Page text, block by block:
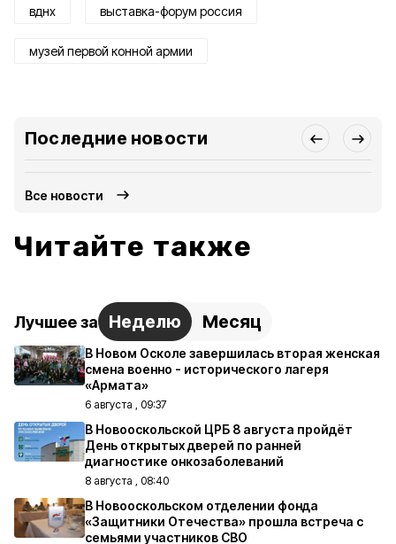
вднх выставка-форум россия
музей первой конной армии
Последние новости
Все новости
Читайте также
Лучшее за Неделю Месяц
В Новом Осколе завершилась вторая женская
смена военно - исторического лагеря
«Армата»
6 августа , 09:37
В Новооскольской ЦРБ 8 августа пройдёт
День открытых дверей по ранней
диагностике онкозаболеваний
8 августа , 08:40
В Новооскольском отделении фонда
«Защитники Отечества» прошла встреча с
семьями участников СВО